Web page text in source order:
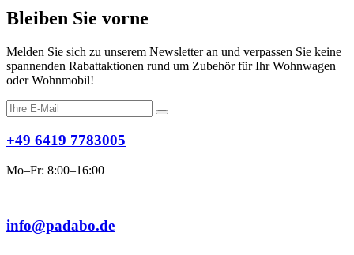
Bleiben Sie vorne
Melden Sie sich zu unserem Newsletter an und verpassen Sie keine
spannenden Rabattaktionen rund um Zubehör für Ihr Wohnwagen
oder Wohnmobil!
+49 6419 7783005
Mo–Fr: 8:00–16:00
info@padabo.de